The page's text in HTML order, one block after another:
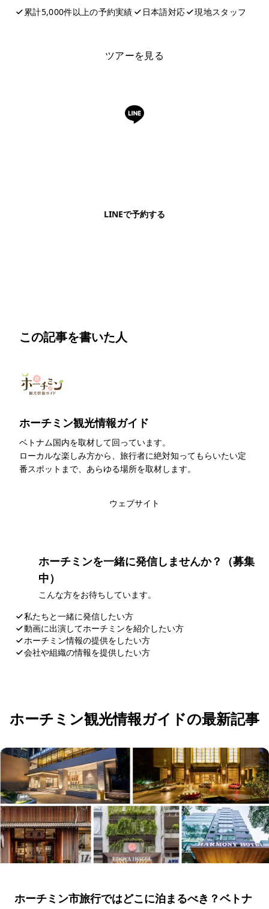
累計5,000件以上の予約実績
日本語対応 現地スタッフ
ツアーを見る
LINEで予約する
この記事を書いた人
ホーチミン観光情報ガイド
ベトナム国内を取材して回っています。
ローカルな楽しみ方から、旅行者に絶対知ってもらいたい定
番スポットまで、あらゆる場所を取材します。
ウェブサイト
ホーチミンを一緒に発信しませんか？（募集
中）
こんな方をお待ちしています。
私たちと一緒に発信したい方
動画に出演してホーチミンを紹介したい方
ホーチミン情報の提供をしたい方
会社や組織の情報を提供したい方
ホーチミン観光情報ガイドの最新記事
ホーチミン市旅行ではどこに泊まるべき？ベトナ